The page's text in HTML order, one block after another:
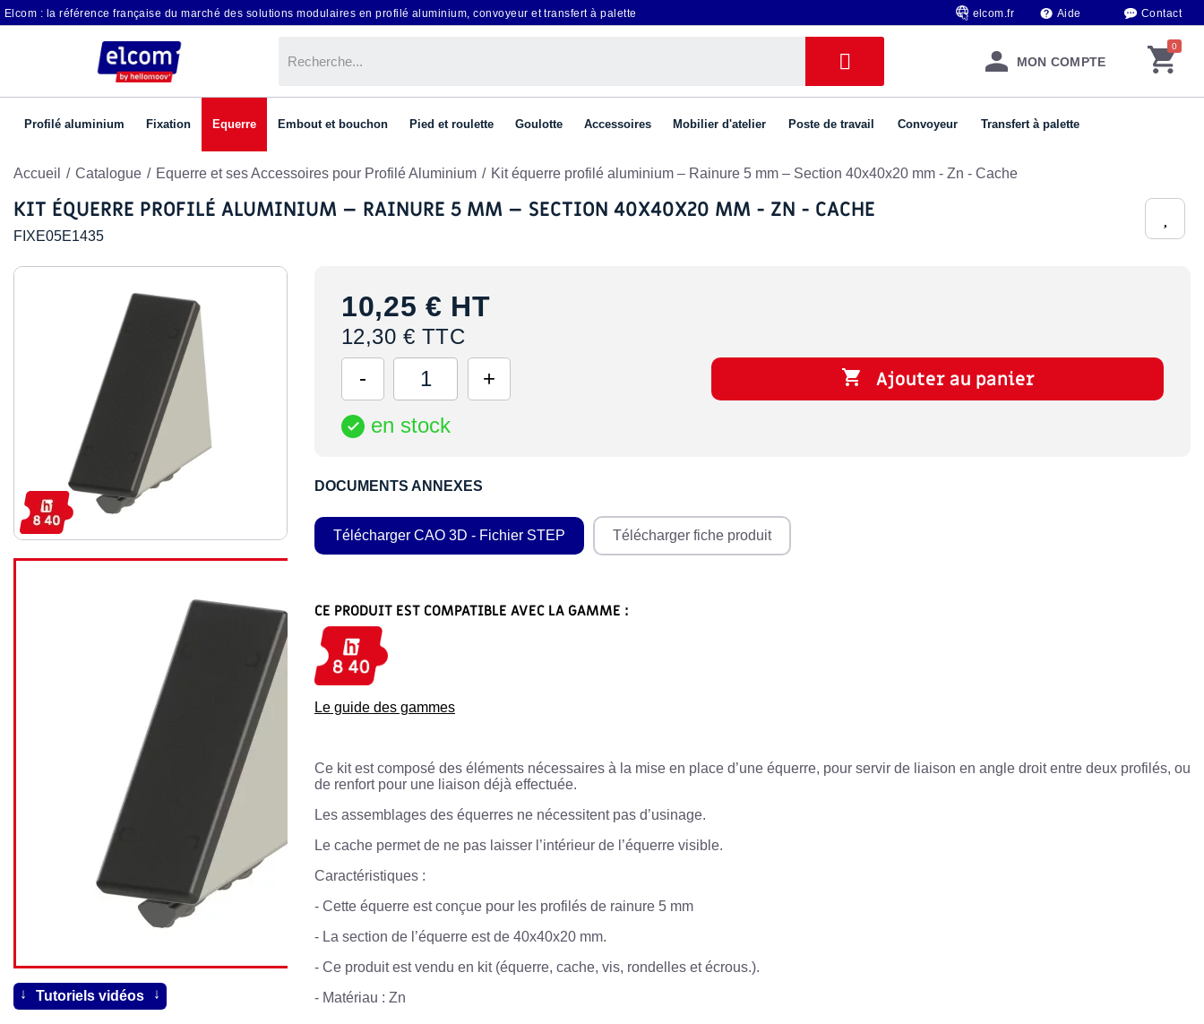
Elcom : la référence française du marché des solutions modulaires en profilé aluminium, convoyeur et transfert à palette elcom.fr Aide Contact
MON COMPTE
Profilé aluminium Fixation Equerre Embout et bouchon Pied et roulette Goulotte Accessoires Mobilier d'atelier Poste de travail Convoyeur Transfert à palette
Accueil Catalogue Equerre et ses Accessoires pour Profilé Aluminium Kit équerre profilé aluminium – Rainure 5 mm – Section 40x40x20 mm - Zn - Cache
KIT ÉQUERRE PROFILÉ ALUMINIUM – RAINURE 5 MM – SECTION 40X40X20 MM - ZN - CACHE
FIXE05E1435
Tutoriels vidéos
10,25 € HT
12,30 € TTC
 Ajouter au panier
 en stock
DOCUMENTS ANNEXES
Télécharger CAO 3D - Fichier STEP Télécharger fiche produit
CE PRODUIT EST COMPATIBLE AVEC LA GAMME :
Le guide des gammes
Ce kit est composé des éléments nécessaires à la mise en place d’une équerre, pour servir de liaison en angle droit entre deux profilés, ou
de renfort pour une liaison déjà effectuée.
Les assemblages des équerres ne nécessitent pas d’usinage.
Le cache permet de ne pas laisser l’intérieur de l’équerre visible.
Caractéristiques :
- Cette équerre est conçue pour les profilés de rainure 5 mm
- La section de l’équerre est de 40x40x20 mm.
- Ce produit est vendu en kit (équerre, cache, vis, rondelles et écrous.).
- Matériau : Zn